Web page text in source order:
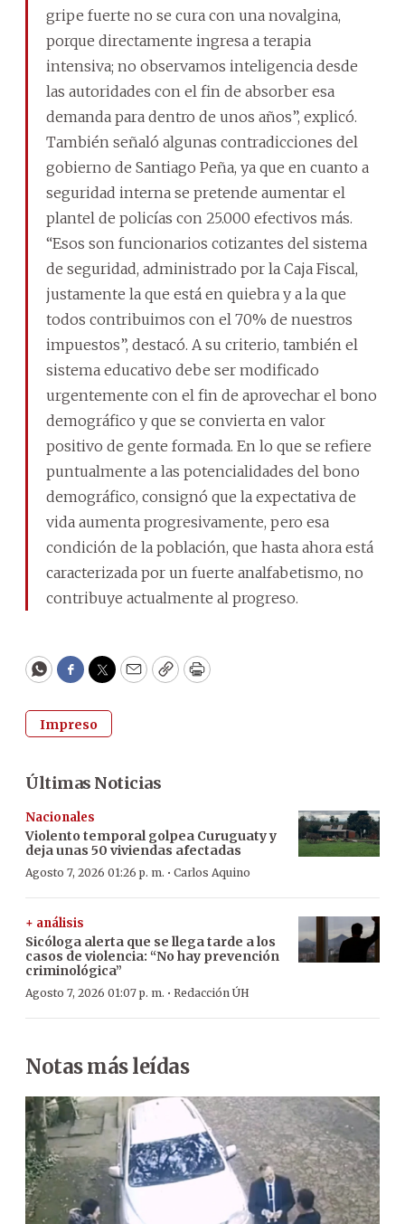
gripe fuerte no se cura con una novalgina,
porque directamente ingresa a terapia
intensiva; no observamos inteligencia desde
las autoridades con el fin de absorber esa
demanda para dentro de unos años”, explicó.
También señaló algunas contradicciones del
gobierno de Santiago Peña, ya que en cuanto a
seguridad interna se pretende aumentar el
plantel de policías con 25.000 efectivos más.
“Esos son funcionarios cotizantes del sistema
de seguridad, administrado por la Caja Fiscal,
justamente la que está en quiebra y a la que
todos contribuimos con el 70% de nuestros
impuestos”, destacó. A su criterio, también el
sistema educativo debe ser modificado
urgentemente con el fin de aprovechar el bono
demográfico y que se convierta en valor
positivo de gente formada. En lo que se refiere
puntualmente a las potencialidades del bono
demográfico, consignó que la expectativa de
vida aumenta progresivamente, pero esa
condición de la población, que hasta ahora está
caracterizada por un fuerte analfabetismo, no
contribuye actualmente al progreso.
WhatsApp
Facebook
Twitter
EmailCopyPrint
Impreso
Últimas Noticias
Nacionales
Violento temporal golpea Curuguaty y
deja unas 50 viviendas afectadas
Agosto 7, 2026 01:26 p. m. · Carlos Aquino
+ análisis
Sicóloga alerta que se llega tarde a los
casos de violencia: “No hay prevención
criminológica”
Agosto 7, 2026 01:07 p. m. · Redacción ÚH
Notas más leídas